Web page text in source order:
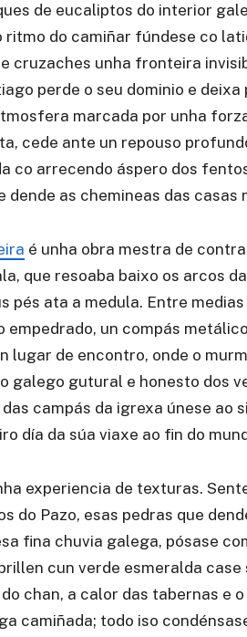
de eucaliptos do interior
ritmo do camiñar fúndese co
cruzaches unha fronteira
perde o seu dominio e
marcada por unha
cede ante un repouso
co arrecendo áspero dos
dende as chemineas das casas
é unha obra mestra de
que resoaba baixo os arcos
pés ata a medula. Entre
empedrado, un compás
lugar de encontro, onde o
galego gutural e honesto dos
campás da igrexa únese ao
día da súa viaxe ao fin do
experiencia de texturas.
do Pazo, esas pedras que
fina chuvia galega, pósase
cun verde esmeralda
chan, a calor das tabernas e
camiñada; todo iso